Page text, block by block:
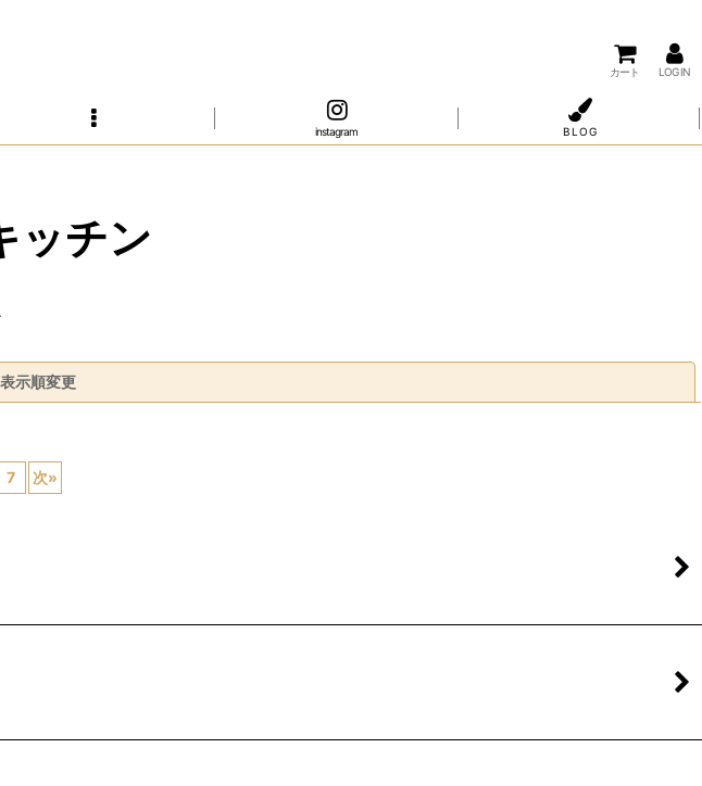
カート LOG IN
instagram B L O G
チン
表示順変更
7 次»